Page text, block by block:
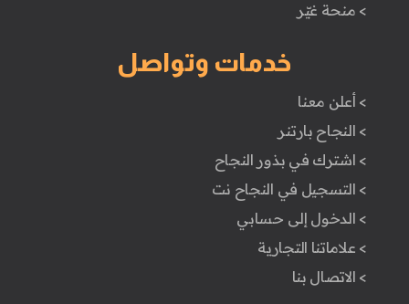
> منحة غيّر
خدمات وتواصل
> أعلن معنا
> النجاح بارتنر
> اشترك في بذور النجاح
> التسجيل في النجاح نت
> الدخول إلى حسابي
> علاماتنا التجارية
> الاتصال بنا